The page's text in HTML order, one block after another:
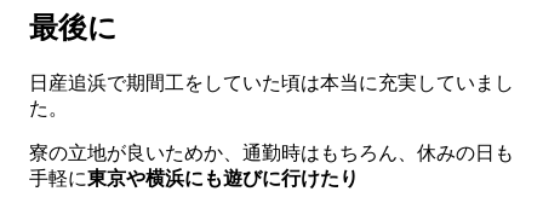
最後に
日産追浜で期間工をしていた頃は本当に充実していまし
た。
寮の立地が良いためか、通勤時はもちろん、休みの日も
手軽に東京や横浜にも遊びに行けたり